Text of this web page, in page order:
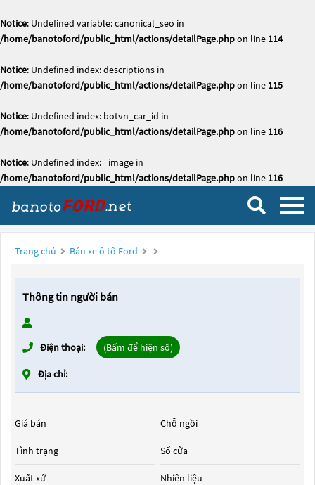
Notice: Undefined variable: canonical_seo in
/home/banotoford/public_html/actions/detailPage.phpon line 114
Notice: Undefined index: descriptions in
/home/banotoford/public_html/actions/detailPage.phpon line 115
Notice: Undefined index: botvn_car_id in
/home/banotoford/public_html/actions/detailPage.phpon line 116
Notice: Undefined index: _image in
/home/banotoford/public_html/actions/detailPage.phpon line 116
Trang chủ Bán xe ô tô Ford
Thông tin người bán
Điện thoại: (Bấm để hiện số)
Địa chỉ:
Giá bán
Tình trạng
Xuất xứ
Chỗ ngồi
Số cửa
Nhiên liệu